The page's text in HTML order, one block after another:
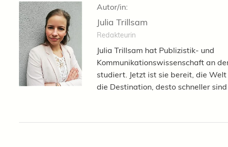
Autor/in:
Julia Trillsam
Redakteurin
Julia Trillsam hat Publizistik- und
Kommunikationswissenschaft an
studiert. Jetzt ist sie bereit, die Welt
die Destination, desto schneller